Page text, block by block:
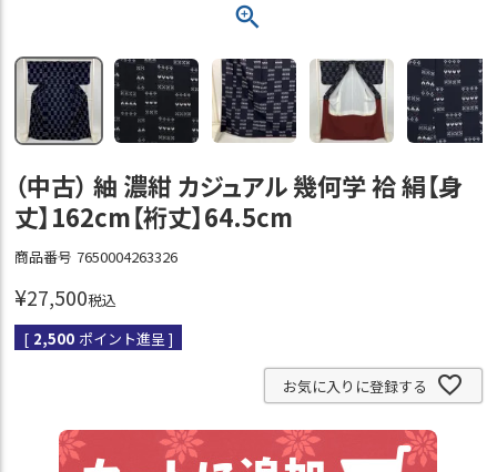
（中古） 紬 濃紺 カジュアル 幾何学 袷 絹【身
丈】162cm【裄丈】64.5cm
商品番号 7650004263326
¥27,500税込
[ 2,500 ポイント進呈 ]
お気に入りに登録する